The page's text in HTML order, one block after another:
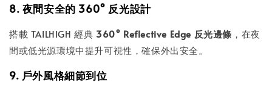
8. 夜間安全的 360° 反光設計
搭載 TAILHIGH 經典 360° Reflective Edge 反光邊條 ，在夜
間或低光源環境中提升可視性，確保外出安全。
9. 戶外風格細節到位